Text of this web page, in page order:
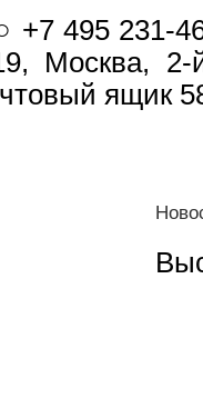
+7 495 231-
Москва,
ящик